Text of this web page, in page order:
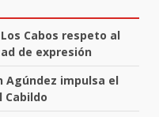
Cabos respeto al
de expresión
Agúndez impulsa el
Cabildo